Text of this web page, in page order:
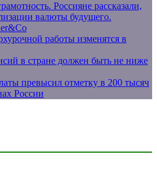
Россияне рассказали,
валюты будущего.
работы изменятся в
в стране должен быть не ниже
превысил отметку в 200 тысяч
России